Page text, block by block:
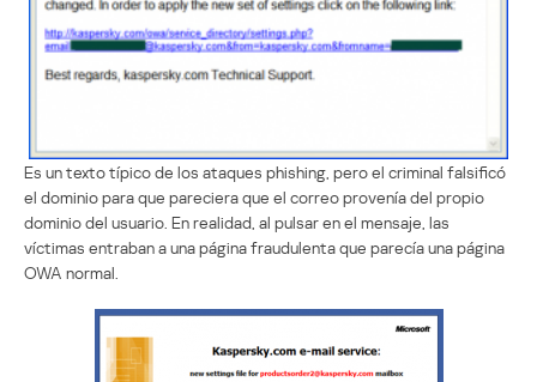
Es un texto típico de los ataques phishing, pero el criminal falsificó
el dominio para que pareciera que el correo provenía del propio
dominio del usuario. En realidad, al pulsar en el mensaje, las
víctimas entraban a una página fraudulenta que parecía una página
OWA normal.